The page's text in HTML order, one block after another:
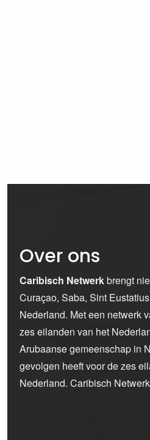
Over ons
Caribisch Netwerkbrengt
Curaçao, Saba, Sint
Nederland. Met een netwerk
zes eilanden van het
Arubaanse gemeenschap in
gevolgen heeft voor de zes
Nederland. Caribisch